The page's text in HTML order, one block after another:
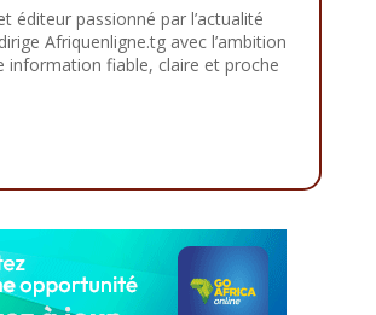
éditeur passionné par l’actualité
Afriquenligne.tg avec l’ambition
information fiable, claire et proche